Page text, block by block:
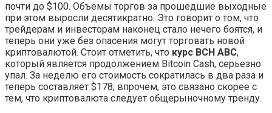
почти до $100. Объемы торгов за прошедшие выходные
при этом выросли десятикратно. Это говорит о том, что
трейдерам и инвесторам наконец стало нечего боятся, и
теперь они уже без опасения могут торговать новой
криптовалютой. Стоит отметить, что курс BCH ABC,
который является продолжением Bitcoin Cash, серьезно
упал. За неделю его стоимость сократилась в два раза и
теперь составляет $178, впрочем, это связано скорее с
тем, что криптовалюта следует общерыночному тренду.